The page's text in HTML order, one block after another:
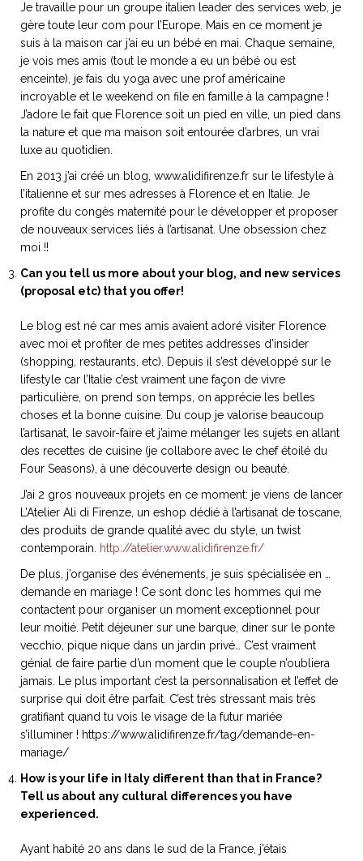
Je travaille pour un groupe italien leader des services web, je
gère toute leur com pour l’Europe. Mais en ce moment je
suis à la maison car j’ai eu un bébé en mai. Chaque semaine,
je vois mes amis (tout le monde a eu un bébé ou est
enceinte), je fais du yoga avec une prof américaine
incroyable et le weekend on file en famille à la campagne !
J’adore le fait que Florence soit un pied en ville, un pied dans
la nature et que ma maison soit entourée d’arbres, un vrai
luxe au quotidien.
En 2013 j’ai créé un blog, www.alidifirenze.fr sur le lifestyle à
l’italienne et sur mes adresses à Florence et en Italie. Je
profite du congès maternité pour le développer et proposer
de nouveaux services liés à l’artisanat. Une obsession chez
moi !!
Can you tell us more about your blog, and new services
(proposal etc) that you offer!
Le blog est né car mes amis avaient adoré visiter Florence
avec moi et profiter de mes petites addresses d’insider
(shopping, restaurants, etc). Depuis il s’est développé sur le
lifestyle car l’Italie c’est vraiment une façon de vivre
particulière, on prend son temps, on apprécie les belles
choses et la bonne cuisine. Du coup je valorise beaucoup
l’artisanat, le savoir-faire et j’aime mélanger les sujets en allant
des recettes de cuisine (je collabore avec le chef étoilé du
Four Seasons), à une découverte design ou beauté.
J’ai 2 gros nouveaux projets en ce moment: je viens de lancer
L’Atelier Ali di Firenze, un eshop dédié à l’artisanat de toscane,
des produits de grande qualité avec du style, un twist
contemporain.
http://atelier.www.alidifirenze.fr/
De plus, j’organise des événements, je suis spécialisée en …
demande en mariage ! Ce sont donc les hommes qui me
contactent pour organiser un moment exceptionnel pour
leur moitié. Petit déjeuner sur une barque, diner sur le ponte
vecchio, pique nique dans un jardin privé… C’est vraiment
génial de faire partie d’un moment que le couple n’oubliera
jamais. Le plus important c’est la personnalisation et l’effet de
surprise qui doit être parfait. C’est très stressant mais très
gratifiant quand tu vois le visage de la futur mariée
s’illuminer ! https://www.alidifirenze.fr/tag/demande-en-
mariage/
How is your life in Italy different than that in France?
Tell us about any cultural differences you have
experienced.
Ayant habité 20 ans dans le sud de la France, j’étais